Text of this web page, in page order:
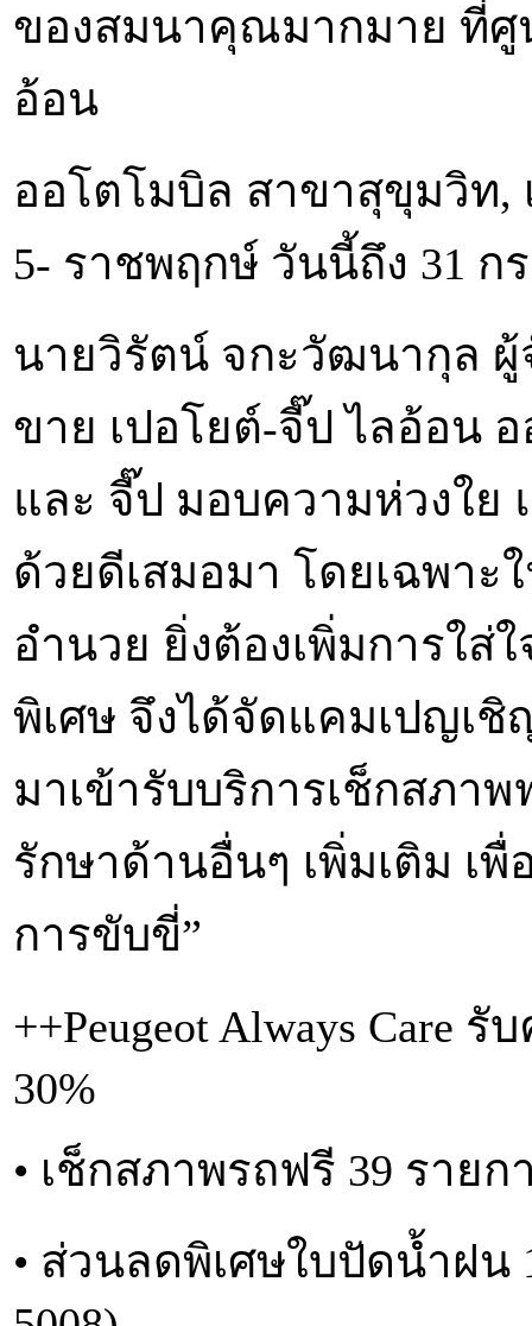
ของสมนาคุณมากมาย ที่ศู
อ้อน
ออโตโมบิล สาขาสุขุมวิท,
5- ราชพฤกษ์ วันนี้ถึง 31 ก
นายวิรัตน์ จกะวัฒนากุล ผู้
ขาย เปอโยต์-จี๊ป ไลอ้อน
และ จี๊ป มอบความห่วงใ
ด้วยดีเสมอมา โดยเฉพาะ
อำนวย ยิ่งต้องเพิ่มการใส่
พิเศษ จึงได้จัดแคมเปญเ
มาเข้ารับบริการเช็กสภาพ
รักษาด้านอื่นๆ เพิ่มเติม เ
การขับขี่”
++Peugeot Always Care
30%
• เช็กสภาพรถฟรี 39 รายก
• ส่วนลดพิเศษใบปัดน้ำฝน